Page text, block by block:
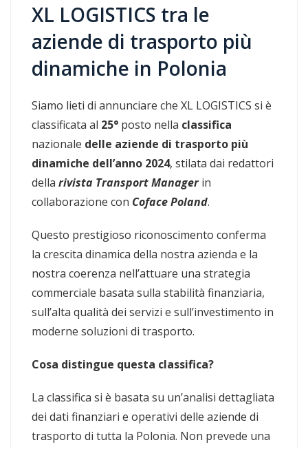
XL LOGISTICS tra le
aziende di trasporto più
dinamiche in Polonia
Siamo lieti di annunciare che XL LOGISTICS si è
classificata al 25° posto nella classifica
nazionale delle aziende di trasporto più
dinamiche dell’anno 2024, stilata dai redattori
della rivista Transport Managerin
collaborazione con Coface Poland.
Questo prestigioso riconoscimento conferma
la crescita dinamica della nostra azienda e la
nostra coerenza nell’attuare una strategia
commerciale basata sulla stabilità finanziaria,
sull’alta qualità dei servizi e sull’investimento in
moderne soluzioni di trasporto.
Cosa distingue questa classifica?
La classifica si è basata su un’analisi dettagliata
dei dati finanziari e operativi delle aziende di
trasporto di tutta la Polonia. Non prevede una